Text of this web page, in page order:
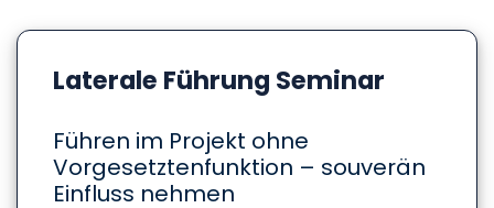
Laterale Führung Seminar
Führen im Projekt ohne
Vorgesetztenfunktion – souverän
Einfluss nehmen